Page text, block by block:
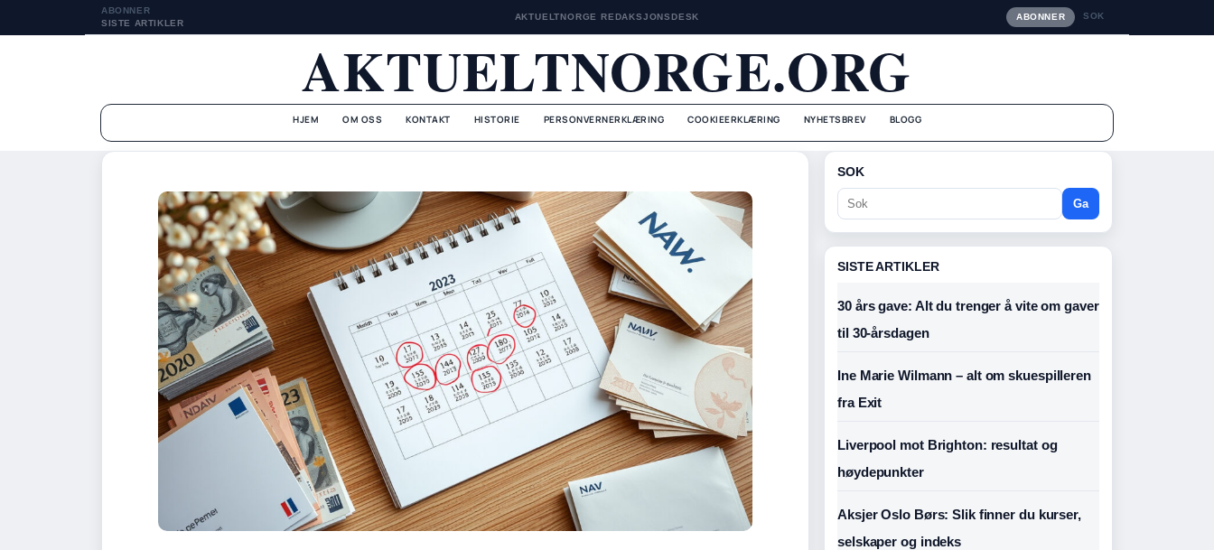
ABONNER
SISTE ARTIKLER
AKTUELTNORGE REDAKSJONSDESK ABONNER SOK
AKTUELTNORGE.ORG
HJEM OM OSS KONTAKT HISTORIE PERSONVERNERKLÆRING COOKIEERKLÆRING NYHETSBREV BLOGG
SOK
Ga
SISTE ARTIKLER
30 års gave: Alt du trenger å vite om gaver
til 30-årsdagen
Ine Marie Wilmann – alt om skuespilleren
fra Exit
Liverpool mot Brighton: resultat og
høydepunkter
Aksjer Oslo Børs: Slik finner du kurser,
selskaper og indeks